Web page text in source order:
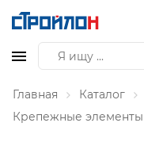
Главная Каталог
Крепежные элементы